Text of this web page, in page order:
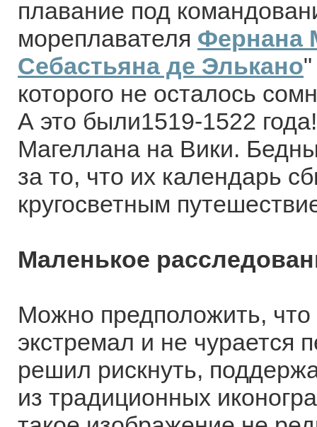
плавание под
мореплавателя Фернана
Себастьяна де Элькано
которого не осталось
А это были1519-1522
Магеллана на Вики.
за то, что их календарь
кругосветным
Маленькое р
Можно предположить, что
экстремал и не чурается
решил рискнуть,
из традиционных